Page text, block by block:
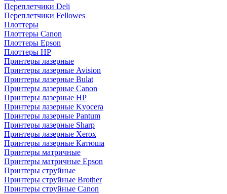
Переплетчики Deli
Переплетчики Fellowes
Плоттеры
Плоттеры Canon
Плоттеры Epson
Плоттеры HP
Принтеры лазерные
Принтеры лазерные Avision
Принтеры лазерные Bulat
Принтеры лазерные Canon
Принтеры лазерные HP
Принтеры лазерные Kyocera
Принтеры лазерные Pantum
Принтеры лазерные Sharp
Принтеры лазерные Xerox
Принтеры лазерные Катюша
Принтеры матричные
Принтеры матричные Epson
Принтеры струйные
Принтеры струйные Brother
Принтеры струйные Canon